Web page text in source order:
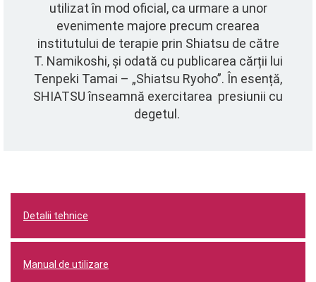
utilizat în mod oficial, ca urmare a unor
evenimente majore precum crearea
institutului de terapie prin Shiatsu de către
T. Namikoshi, și odată cu publicarea cărții lui
Tenpeki Tamai – „Shiatsu Ryoho”. În esență,
SHIATSU înseamnă exercitarea presiunii cu
degetul.
Detalii tehnice
Manual de utilizare